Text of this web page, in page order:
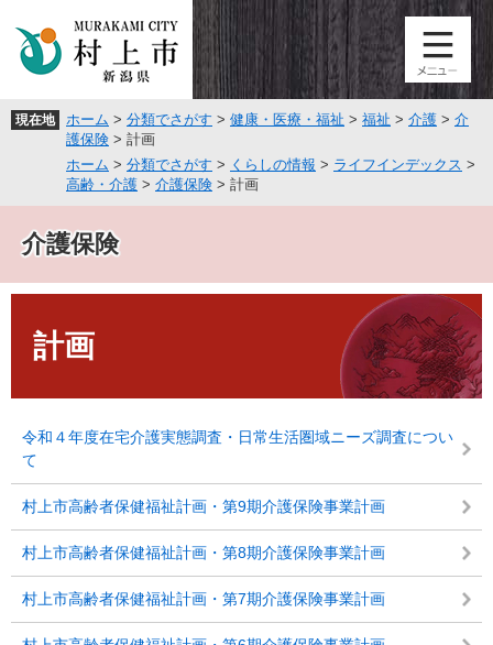
頭
飛現在地 ホーム > 分類でさがす > 健康・医療・福祉 > 福祉 > 介護 > 介
護保険 > 計画
ホーム > 分類でさがす > くらしの情報 > ライフインデックス >
高齢・介護 > 介護保険 > 計画
介護保険
計画
令和４年度在宅介護実態調査・日常生活圏域ニーズ調査につい
て
村上市高齢者保健福祉計画・第9期介護保険事業計画
村上市高齢者保健福祉計画・第8期介護保険事業計画
村上市高齢者保健福祉計画・第7期介護保険事業計画